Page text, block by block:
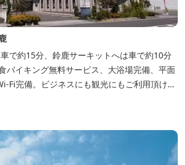
で約15分、鈴鹿サーキットへは車で約10分
バイキング無料サービス、大浴場完備、平面
Fi完備。ビジネスにも観光にもご利用頂ける
ご提供します。